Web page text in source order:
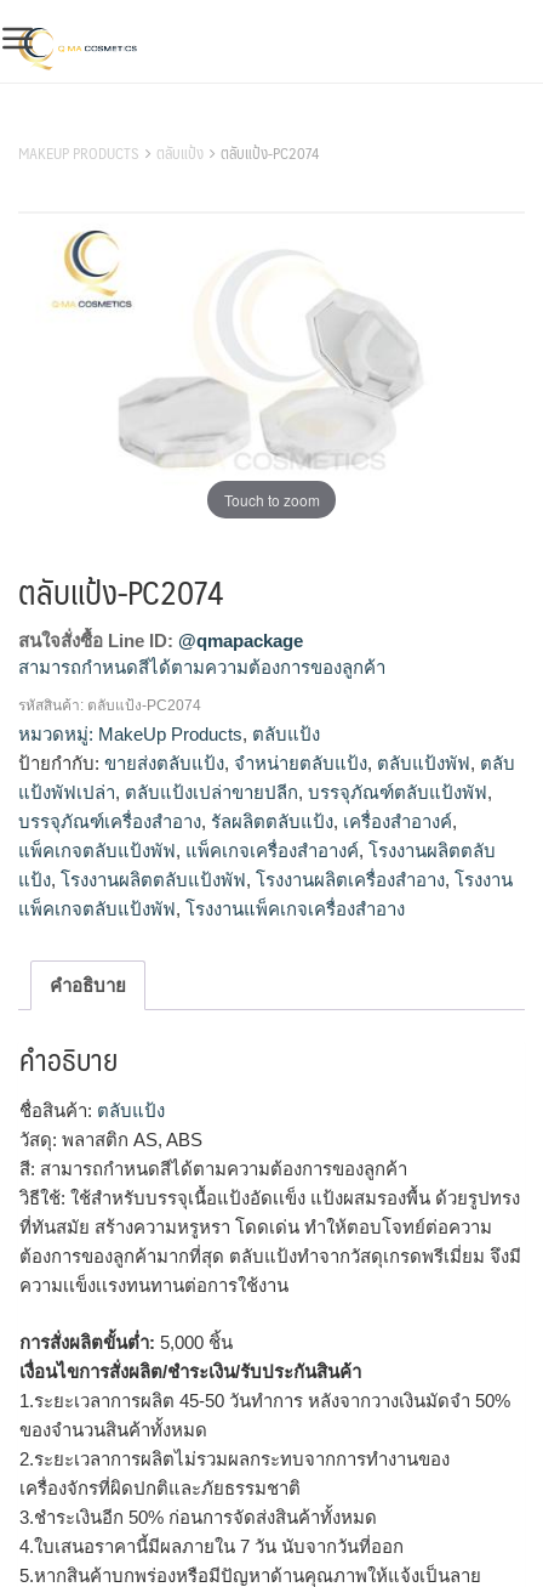
to
content
MAKEUP PRODUCTS ตลับแป้ง ตลับแป้ง-PC2074
Touch to zoom
ตลับแป้ง-PC2074
สนใจสั่งซื้อ Line ID: @qmapackage
สามารถกำหนดสีได้ตามความต้องการของลูกค้า
โรงงานผลิตตลับแป้ง,ขายส่งตลับแป้ง,จำหน่ายตลับแป้ง,รัลผลิต
ตลับแป้ง,ตลับแป้งเปล่าขายปลีก
รหัสสินค้า: ตลับแป้ง-PC2074
หมวดหมู่: MakeUp Products, ตลับแป้ง
ป้ายกำกับ: ขายส่งตลับแป้ง, จำหน่ายตลับแป้ง, ตลับแป้งพัฟ, ตลับ
แป้งพัฟเปล่า, ตลับแป้งเปล่าขายปลีก, บรรจุภัณฑ์ตลับแป้งพัฟ,
บรรจุภัณฑ์เครื่องสำอาง, รัลผลิตตลับแป้ง, เครื่องสำอางค์,
แพ็คเกจตลับแป้งพัฟ, แพ็คเกจเครื่องสำอางค์, โรงงานผลิตตลับ
แป้ง, โรงงานผลิตตลับแป้งพัฟ, โรงงานผลิตเครื่องสำอาง, โรงงาน
แพ็คเกจตลับแป้งพัฟ, โรงงานแพ็คเกจเครื่องสำอาง
คำอธิบาย
คำอธิบาย
ชื่อสินค้า: ตลับแป้ง
วัสดุ: พลาสติก AS, ABS
สี: สามารถกำหนดสีได้ตามความต้องการของลูกค้า
วิธีใช้: ใช้สำหรับบรรจุเนื้อแป้งอัดเเข็ง แป้งผสมรองพื้น ด้วยรูปทรง
ที่ทันสมัย สร้างความหรูหรา โดดเด่น ทำให้ตอบโจทย์ต่อความ
ต้องการของลูกค้ามากที่สุด ตลับแป้งทำจากวัสดุเกรดพรีเมี่ยม จึงมี
ความเเข็งเเรงทนทานต่อการใช้งาน
การสั่งผลิตขั้นต่ำ: 5,000 ชิ้น
เงื่อนไขการสั่งผลิต/ชำระเงิน/รับประกันสินค้า
1.ระยะเวลาการผลิต 45-50 วันทำการ หลังจากวางเงินมัดจำ 50%
ของจำนวนสินค้าทั้งหมด
2.ระยะเวลาการผลิตไม่รวมผลกระทบจากการทำงานของ
เครื่องจักรที่ผิดปกติและภัยธรรมชาติ
3.ชำระเงินอีก 50% ก่อนการจัดส่งสินค้าทั้งหมด
4.ใบเสนอราคานี้มีผลภายใน 7 วัน นับจากวันที่ออก
5.หากสินค้าบกพร่องหรือมีปัญหาด้านคุณภาพให้แจ้งเป็นลาย